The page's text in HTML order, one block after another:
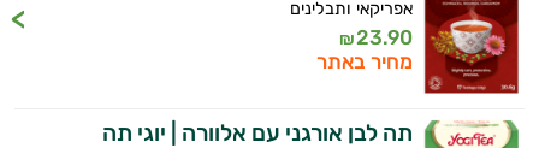
אפריקאי ותבלינים
23.90
₪
מחיר באתר
תה לבן אורגני עם אלוורה | יוגי תה